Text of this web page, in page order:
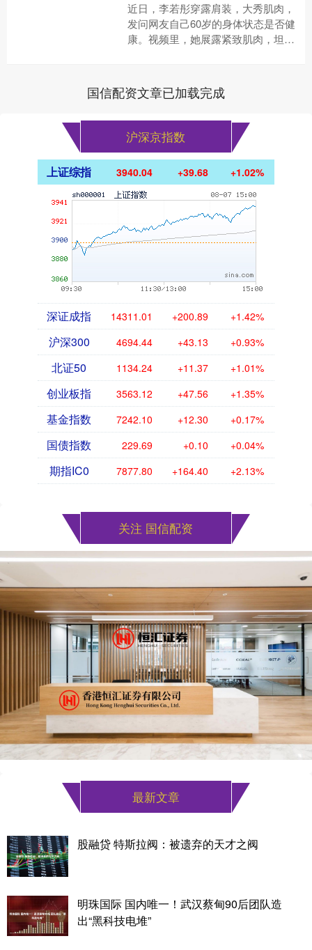
近日，李若彤穿露肩装，大秀肌肉，
发问网友自己60岁的身体状态是否健
康。视频里，她展露紧致肌肉，坦言
国信配资文章已加载完成
沪深京指数
上证综指 3940.04 +39.68 +1.02%
深证成指 14311.01 +200.89 +1.42%
沪深300 4694.44 +43.13 +0.93%
北证50 1134.24 +11.37 +1.01%
创业板指 3563.12 +47.56 +1.35%
基金指数 7242.10 +12.30 +0.17%
国债指数 229.69 +0.10 +0.04%
期指IC0 7877.80 +164.40 +2.13%
关注 国信配资
最新文章
股融贷 特斯拉阀：被遗弃的天才之阀
明珠国际 国内唯一！武汉蔡甸90后团队造
出“黑科技电堆”